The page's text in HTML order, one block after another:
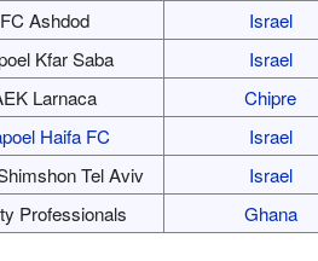
FC Ashdod
Israel
Kfar Saba
Israel
Larnaca
Chipre
Haifa FC
Israel
Tel Aviv
Israel
Professionals
Ghana